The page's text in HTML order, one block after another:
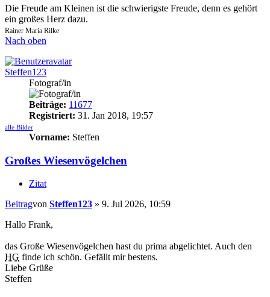
Die Freude am Kleinen ist die schwierigste Freude, denn es gehört
ein großes Herz dazu.
Rainer Maria Rilke
Nach oben
Steffen123
Fotograf/in
Beiträge: 11677
Registriert: 31. Jan 2018, 19:57
alle Bilder
Vorname: Steffen
Großes Wiesenvögelchen
Zitat
Beitragvon Steffen123 » 9. Jul 2026, 10:59
Hallo Frank,
das Große Wiesenvögelchen hast du prima abgelichtet. Auch den
HG finde ich schön. Gefällt mir bestens.
Liebe Grüße
Steffen